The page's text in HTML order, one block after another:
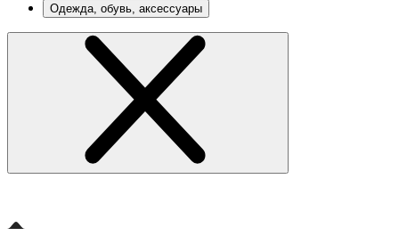
Одежда, обувь, аксессуары